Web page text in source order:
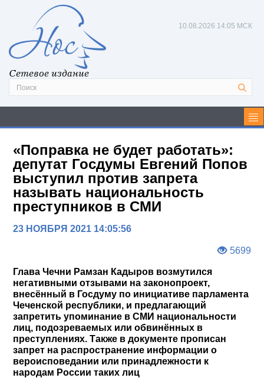
Сетевое издание
10.08.2026 14:05 МСК
«Поправка не будет работать»:
депутат Госдумы Евгений Попов
выступил против запрета
называть национальность
преступников в СМИ
23 НОЯБРЯ 2021 14:05:56
5699
Глава Чечни Рамзан Кадыров возмутился
негативными отзывами на законопроект,
внесённый в Госдуму по инициативе парламента
Чеченской республики, и предлагающий
запретить упоминание в СМИ национальности
лиц, подозреваемых или обвинённых в
преступлениях. Также в документе прописан
запрет на распространение информации о
вероисповедании или принадлежности к
народам России таких лиц